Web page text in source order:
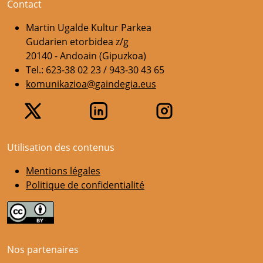
Contact
Martin Ugalde Kultur Parkea
Gudarien etorbidea z/g
20140 - Andoain (Gipuzkoa)
Tel.: 623-38 02 23 / 943-30 43 65
komunikazioa@gaindegia.eus
Utilisation des contenus
Mentions légales
Politique de confidentialité
Nos partenaires